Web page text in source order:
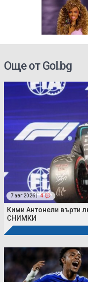
Още от Gol.bg
7 авг 2026 | 4
Кими Антонели върти
СНИМКИ